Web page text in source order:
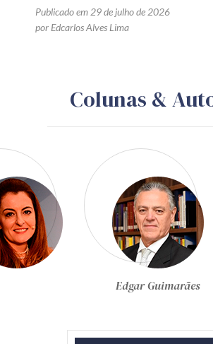
Publicado em 29 de julho de 2026
por Edcarlos Alves Lima
Colunas &
Egon Bockmann Moreira